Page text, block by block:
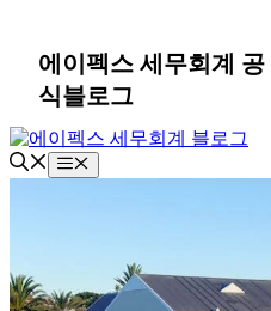
너
뛰
에이펙스 세무회계 공
식블로그
메